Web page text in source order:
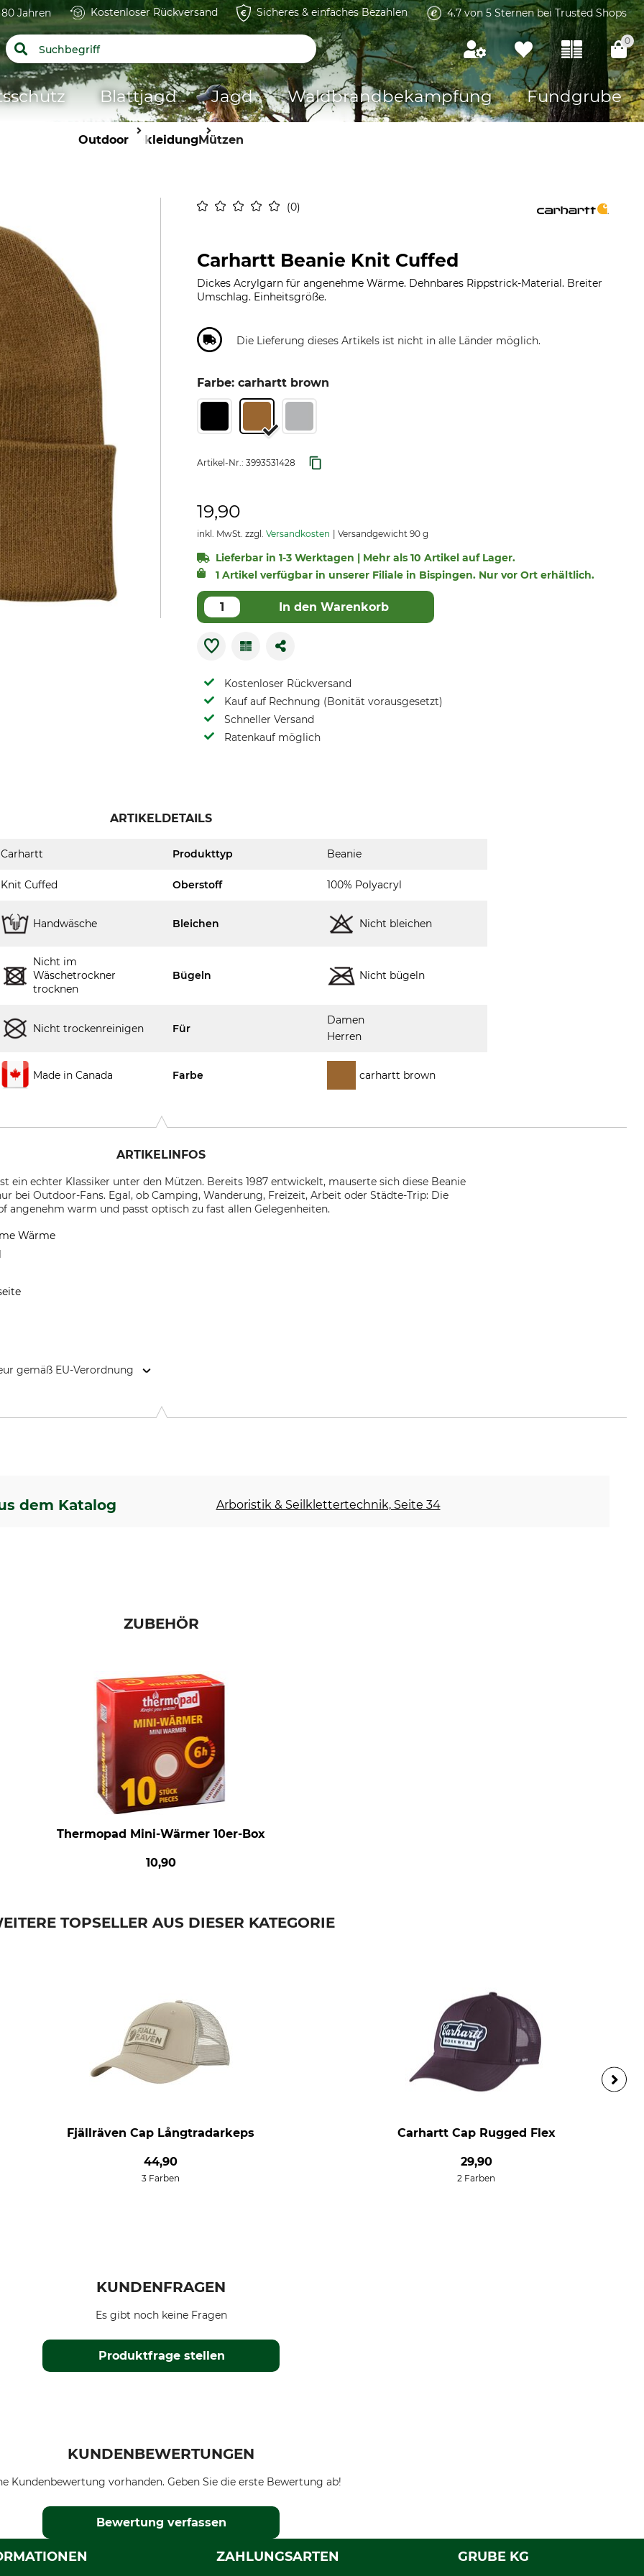
Jahren Kostenloser Rückversand Sicheres & einfaches Bezahlen 4.7 von 5 Sternen bei Trusted Shops
0
Blattjagd Jagd Waldbrandbekämpfung Fundgrube
Outdoor BekleidungMützen
0
Carhartt Beanie Knit Cuffed
Dickes Acrylgarn für angenehme Wärme. Dehnbares Rippstrick-Material. Breiter
Umschlag. Einheitsgröße.
Die Lieferung dieses Artikels ist nicht in alle Länder möglich.
Farbe: carhartt brown
Artikel-Nr.: 3993531428
19,90
inkl. MwSt. zzgl. Versandkosten Versandgewicht 90 g
Lieferbar in 1-3 Werktagen | Mehr als 10 Artikel auf Lager.
1 Artikel verfügbar in unserer Filiale in Bispingen. Nur vor Ort erhältlich.
In den Warenkorb
Kostenloser Rückversand
Kauf auf Rechnung (Bonität vorausgesetzt)
Schneller Versand
Ratenkauf möglich
ARTIKELDETAILS
Carhartt Produkttyp Beanie
Knit Cuffed Oberstoff 100% Polyacryl
Handwäsche Bleichen Nicht bleichen
Nicht im
Wäschetrockner
trocknen
Bügeln Nicht bügeln
Nicht trockenreinigen Für
Damen
Herren
Made in Canada Farbe carhartt brown
ARTIKELINFOS
ein echter Klassiker unter den Mützen. Bereits 1987 entwickelt, mauserte sich diese Beanie
bei Outdoor-Fans. Egal, ob Camping, Wanderung, Freizeit, Arbeit oder Städte-Trip: Die
angenehm warm und passt optisch zu fast allen Gelegenheiten.
Wärme
gemäß EU-Verordnung
dem Katalog Arboristik & Seilklettertechnik, Seite 34
ZUBEHÖR
Thermopad Mini-Wärmer 10er-Box
10,90
TOPSELLER AUS DIESER KATEGORIE
Fjällräven Cap Långtradarkeps
44,90
3 Farben
Carhartt Cap Rugged Flex
29,90
2 Farben
KUNDENFRAGEN
Produktfrage stellen
Es gibt noch keine Fragen
KUNDENBEWERTUNGEN
Kundenbewertung vorhanden. Geben Sie die erste Bewertung ab!
Bewertung verfassen
ZAHLUNGSARTEN GRUBE KG